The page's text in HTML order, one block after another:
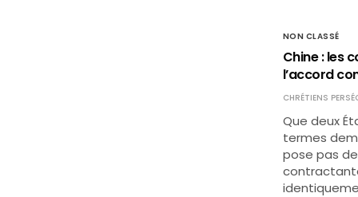
NON CLASSÉ
Chine : les
l’accord
CHRÉTIENS
Que deux
termes
pose pas